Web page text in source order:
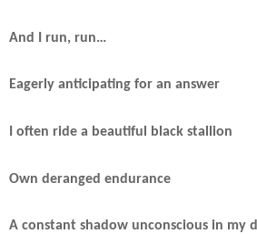
And I run, run…
Eagerly anticipating for an answer
I often ride a beautiful black stallion
Own deranged endurance
A constant shadow unconscious in my